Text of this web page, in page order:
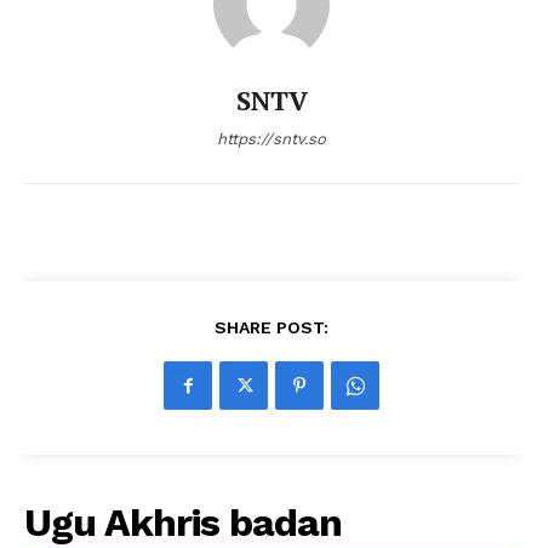
SNTV
https://sntv.so
SHARE POST:
Ugu Akhris badan